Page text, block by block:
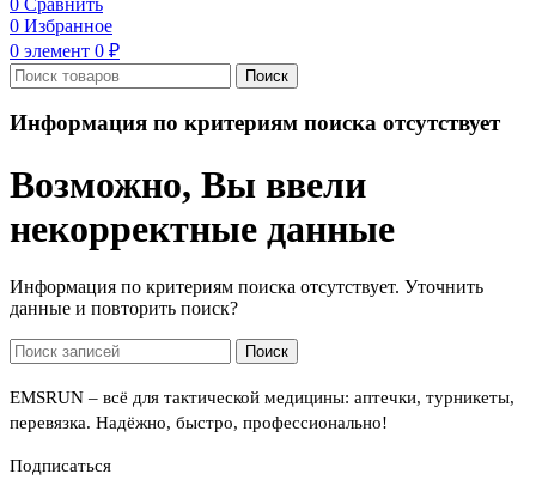
0 Избранное
0 элемент 0 ₽
Поиск
Информация по критериям поиска отсутствует
Возможно, Вы ввели
некорректные данные
Информация по критериям поиска отсутствует. Уточнить
данные и повторить поиск?
Поиск
EMSRUN – всё для тактической медицины: аптечки, турникеты,
перевязка. Надёжно, быстро, профессионально!
Подписаться